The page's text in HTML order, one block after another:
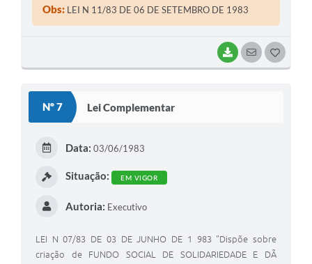
BAIXARSEGUIR
Obs: LEI N 11/83 DE 06 DE SETEMBRO DE 1983
Nº 7 Lei Complementar
Data: 03/06/1983
Situação: EM VIGOR
Autoria: Executivo
LEI N 07/83 DE 03 DE JUNHO DE 1 983 "Dispõe sobre
criação de FUNDO SOCIAL DE SOLIDARIEDADE E DÃ